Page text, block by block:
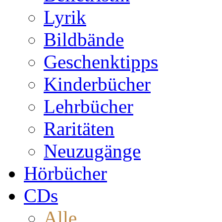
Lyrik
Bildbände
Geschenktipps
Kinderbücher
Lehrbücher
Raritäten
Neuzugänge
Hörbücher
CDs